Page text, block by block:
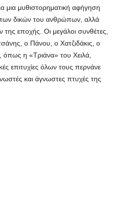
μια μυθιστορηματική αφήγηση
δικών του ανθρώπων, αλλά
της εποχής. Οι μεγάλοι συνθέτες,
ο Πάνου, ο Χατζιδάκις, ο
η «Τριάνα» του Χειλά,
επιτυχίες όλων τους περνάνε
και άγνωστες πτυχές της